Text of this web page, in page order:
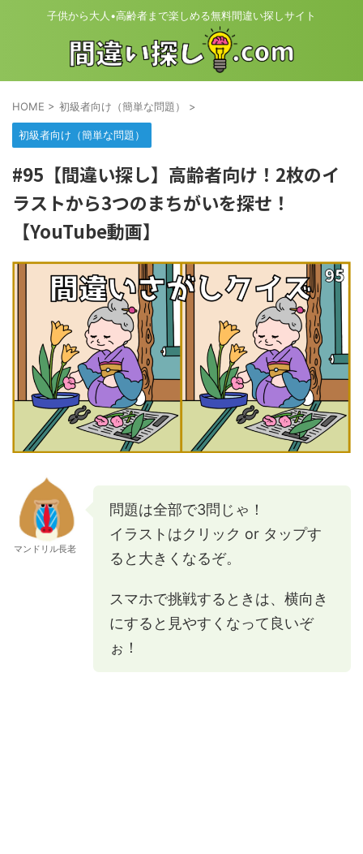
子供から大人•高齢者まで楽しめる無料間違い探しサイト
HOME > 初級者向け（簡単な問題） >
初級者向け（簡単な問題）
#95【間違い探し】高齢者向け！2枚のイ
ラストから3つのまちがいを探せ！
【YouTube動画】
マンドリル長老
問題は全部で3問じゃ！
イラストはクリック or タップす
ると大きくなるぞ。
スマホで挑戦するときは、横向き
にすると見やすくなって良いぞ
ぉ！